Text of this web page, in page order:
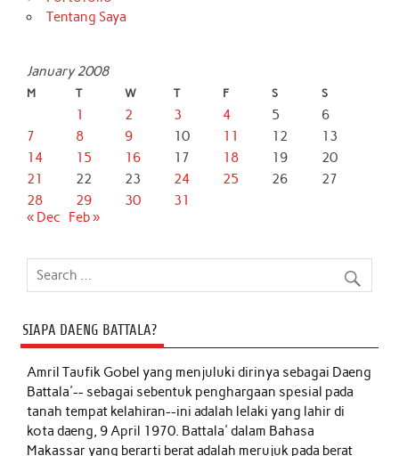
Tentang Saya
January 2008
M T W T F S S
1 2 3 4 5
6
7
8 9 10 11 12
13
14
15 16 17 18 19
20
21
22 23 24 25 26
27
28
29 30
31
« Dec
Feb »
SIAPA DAENG BATTALA?
Amril Taufik Gobelyang menjuluki dirinya sebagai Daeng
Battala'-- sebagai sebentuk penghargaan spesial pada
tanah tempat kelahiran--ini adalah lelaki yang lahir di
kota daeng, 9 April 1970. Battala' dalam Bahasa
Makassar yang berarti berat adalah merujuk pada berat